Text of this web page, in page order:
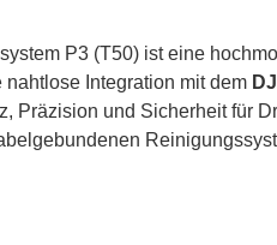
P3 (T50) ist eine
Integration mit dem
Präzision und Sicherheit für